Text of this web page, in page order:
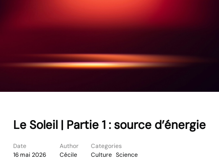
Le Soleil | Partie 1 : source d’énergie
Date
16 mai 2026
Author
Cécile
Categories
Culture Science